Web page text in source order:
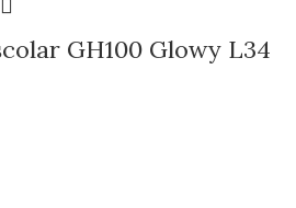
GH100 Glowy L34